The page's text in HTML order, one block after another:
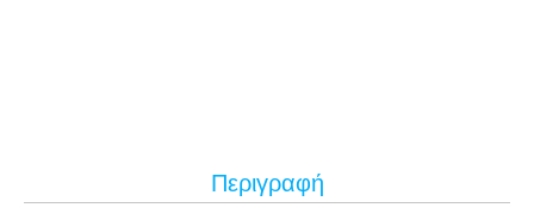
Περιγραφή